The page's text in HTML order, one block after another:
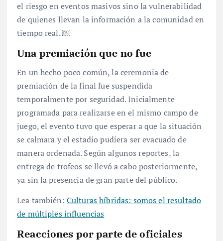
el riesgo en eventos masivos sino la vulnerabilidad
de quienes llevan la información a la comunidad en
tiempo real. ￼
Una premiación que no fue
En un hecho poco común, la ceremonia de
premiación de la final fue suspendida
temporalmente por seguridad. Inicialmente
programada para realizarse en el mismo campo de
juego, el evento tuvo que esperar a que la situación
se calmara y el estadio pudiera ser evacuado de
manera ordenada. Según algunos reportes, la
entrega de trofeos se llevó a cabo posteriormente,
ya sin la presencia de gran parte del público.
Lea también: Culturas híbridas: somos el resultado
de múltiples influencias
Reacciones por parte de oficiales